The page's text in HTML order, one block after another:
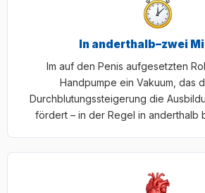
In anderthalb–zwei
Im auf den Penis aufgesetzten
Handpumpe ein Vakuum, das
Durchblutungssteigerung die
fördert – in der Regel in anderthalb